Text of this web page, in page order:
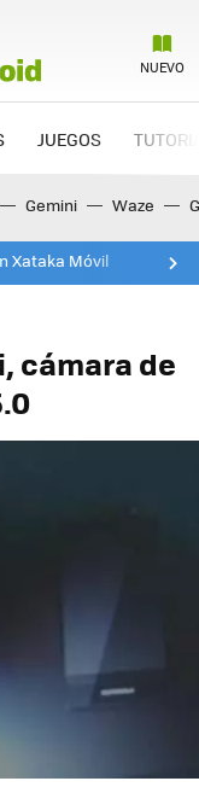
NUEVO
JUEGOS
Gemini Waze
Xataka Móvil
cámara de